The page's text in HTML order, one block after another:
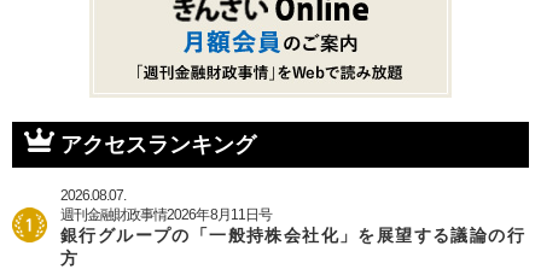
アクセスランキング
2026.08.07.
週刊金融財政事情2026年8月11日号
銀行グループの「一般持株会社化」を展望する議論の行
方